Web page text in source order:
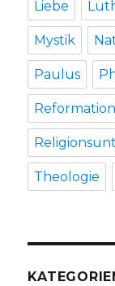
Liebe
Mystik
Paulus
Reformation
Theologie